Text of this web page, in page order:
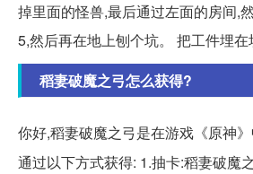
掉里面的怪兽,最后通过左面的房间,
5,然后再在地上刨个坑。 把工件埋在
稻妻破魔之弓怎么获得?
你好,稻妻破魔之弓是在游戏《原神
通过以下方式获得: 1.抽卡:稻妻破魔